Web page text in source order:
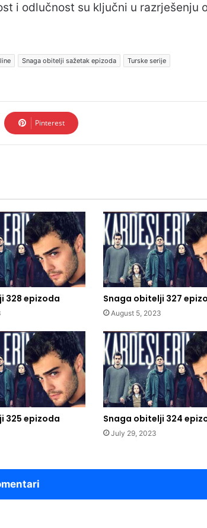
i odlučnost su ključni u razrješenju
Snaga obitelji sažetak epizoda
Turske serije
Pinterest
328 epizoda Snaga obitelji 327
August 5, 2023
325 epizoda Snaga obitelji 324
July 29, 2023